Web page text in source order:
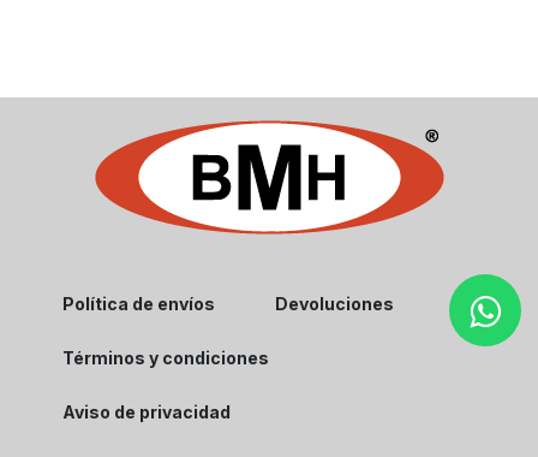
Política de envíos Devoluciones
Términos y condiciones
Aviso de privacidad